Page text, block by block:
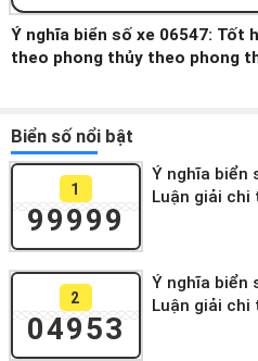
Ý nghĩa biển số xe 06547: Tốt
theo phong thủy theo phong
Biển số nổi bật
1
99999
Ý nghĩa biển
Luận giải
2
04953
Ý nghĩa biển
Luận giải